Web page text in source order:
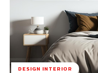
DESIGN INTERIOR